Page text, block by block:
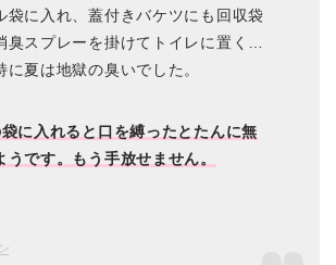
袋に入れ、蓋付きバケツにも回収袋
臭スプレーを掛けてトイレに置く…
に夏は地獄の臭いでした。
に入れると口を縛ったとたんに無
です。もう手放せません。